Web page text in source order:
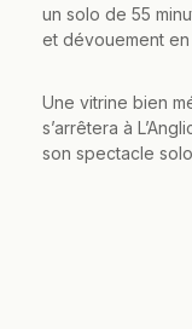
un solo de 55
et dévouement
Une vitrine bien
s’arrêtera à
son spectacle solo